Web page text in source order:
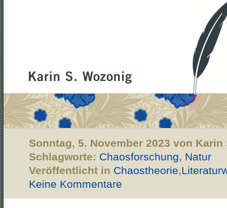
Sonntag, 5. November 2023 von Karin
Schlagworte: Chaosforschung, Natur
Veröffentlicht in Chaostheorie,
Keine Kommentare